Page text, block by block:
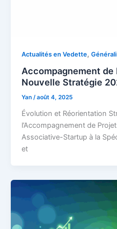
Actualités en Vedette,
Accompagnement de
Nouvelle Stratégie
Yan/août 4, 2025
Évolution et Réorientation
l’Accompagnement de
Associative-Startup à la
et